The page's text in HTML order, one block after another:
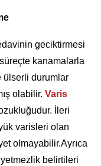
geciktirmesi
kanamalarla
ülserli durumlar
olabilir. Varis
İleri
varisleri olan
olmayabilir.Ayrıca
belirtileri